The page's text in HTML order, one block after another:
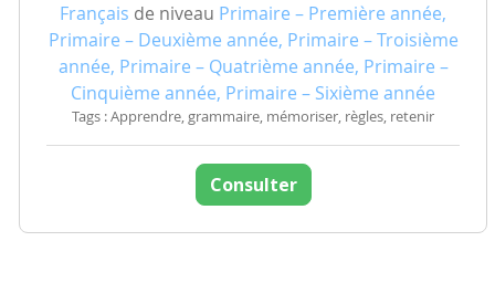
Français de niveau Primaire – Première année,
Primaire – Deuxième année, Primaire – Troisième
année, Primaire – Quatrième année, Primaire –
Cinquième année, Primaire – Sixième année
Tags : Apprendre, grammaire, mémoriser, règles, retenir
Consulter